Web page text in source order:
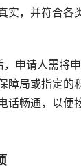
实，并符合各
，申请人需将
障局或指定的
话畅通，以便